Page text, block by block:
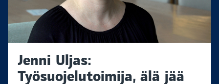
Jenni Uljas:
Työsuojelutoimija, älä jää